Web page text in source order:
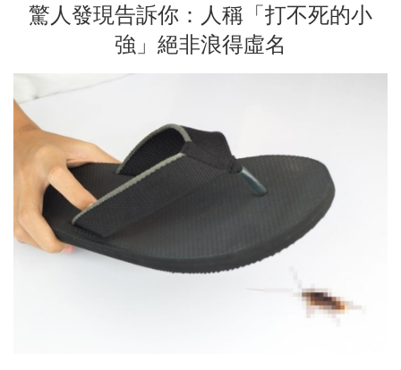
驚人發現告訴你：人稱「打不死的小
強」絕非浪得虛名